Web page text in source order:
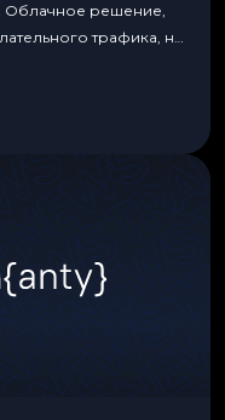
Облачное решение,
трафика, не